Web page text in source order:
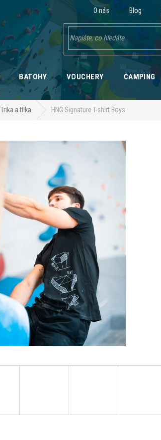
O nás Blog
BATOHY VOUCHERY CAMPING
Trika a tílka HNG Signature T-shirt Boys